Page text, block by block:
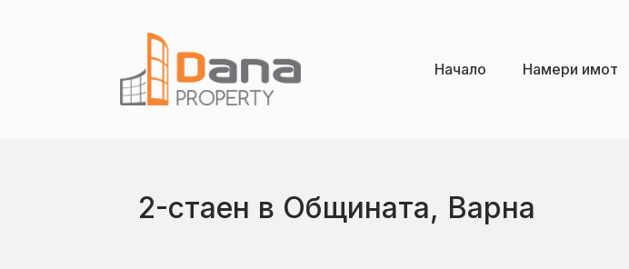
Начало Намери имот
2-стаен в Общината, Варна